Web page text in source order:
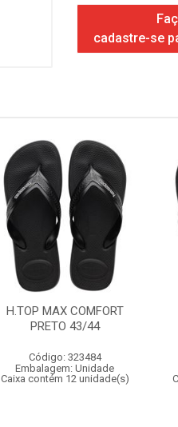
cadastre-se
H.TOP MAX COMFORT
PRETO 43/44
Código: 323484
Embalagem: Unidade
Caixa contém 12 unidade(s)